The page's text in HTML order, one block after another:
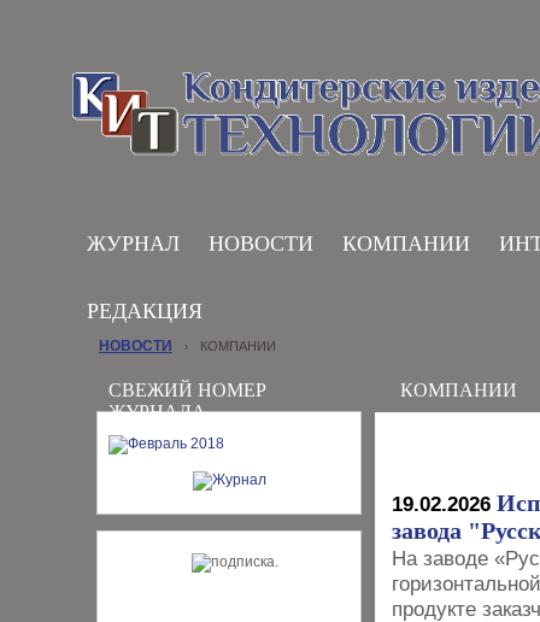
ЖУРНАЛ НОВОСТИ КОМПАНИИ
РЕДАКЦИЯ
СВЕЖИЙ НОМЕР
ЖУРНАЛА
НОВОСТИ › КОМПАНИИ
КОМПАНИИ
19.02.2026
завода
На заводе
продукте